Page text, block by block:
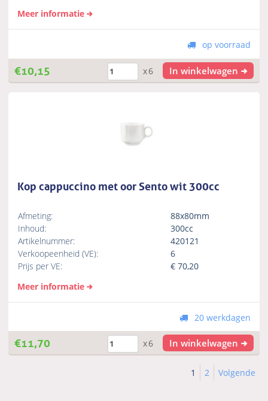
Meer informatie
op voorraad
€10,15 x6 In winkelwagen
Kop cappuccino met oor Sento wit 300cc
Afmeting:
88x80mm
Inhoud:
300cc
Artikelnummer:
420121
Verkoopeenheid (VE):
6
Prijs per VE:
€70,20
Meer informatie
20 werkdagen
€11,70 x6 In winkelwagen
1 2 Volgende